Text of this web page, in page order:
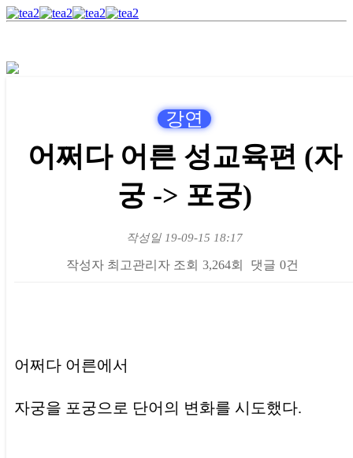
강연
어쩌다 어른 성교육편 (자
궁 -> 포궁)
작성일 19-09-15 18:17
작성자 최고관리자 조회 3,264회 댓글 0건
어쩌다 어른에서
자궁을 포궁으로 단어의 변화를 시도했다.